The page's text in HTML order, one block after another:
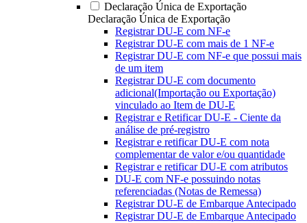
Declaração Única de Exportação
Declaração Única de Exportação
Registrar DU-E com NF-e
Registrar DU-E com mais de 1 NF-e
Registrar DU-E com NF-e que possui mais
de um item
Registrar DU-E com documento
adicional(Importação ou Exportação)
vinculado ao Item de DU-E
Registrar e Retificar DU-E - Ciente da
análise de pré-registro
Registrar e retificar DU-E com nota
complementar de valor e/ou quantidade
Registrar e retificar DU-E com atributos
DU-E com NF-e possuindo notas
referenciadas (Notas de Remessa)
Registrar DU-E de Embarque Antecipado
Registrar DU-E de Embarque Antecipado